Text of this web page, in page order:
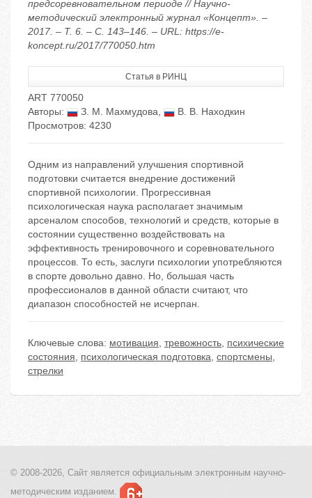
предсоревновательном периоде // Научно-
методический электронный журнал «Концепт». –
2017. – Т. 6. – С. 143–146. – URL: https://e-
koncept.ru/2017/770050.htm
Статья в РИНЦ
ART 770050
Авторы:
З. М. Махмудова,
В. В. Находкин
Просмотров: 4230
Одним из направлений улучшения спортивной
подготовки считается внедрение достижений
спортивной психологии. Прогрессивная
психологическая наука располагает значимым
арсеналом способов, технологий и средств, которые в
состоянии существенно воздействовать на
эффективность тренировочного и соревновательного
процессов. То есть, заслуги психологии употребляются
в спорте довольно давно. Но, большая часть
профессионалов в данной области считают, что
диапазон способностей не исчерпан.
Ключевые слова: мотивация, тревожность, психические
состояния, психологическая подготовка, спортсмены,
стрелки
© 2008-2026, Сайт является официальным электронным научно-
методическим изданием.